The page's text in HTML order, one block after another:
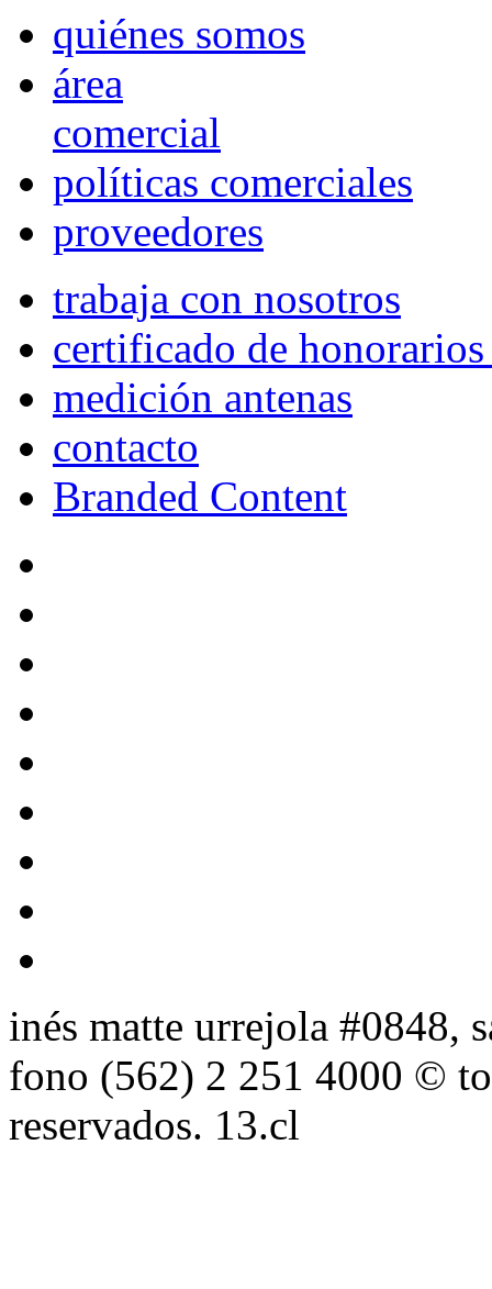
quiénes somos
área
comercial
políticas comerciales
proveedores
trabaja con nosotros
certificado de
medición antenas
contacto
Branded Content
inés matte urrejola #0848,
fono (562) 2 251 4000 ©
reservados. 13.cl